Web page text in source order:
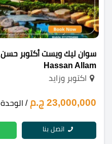
Hassan Allam
اكتوبر وزايد
23,000,000 ج.م / الوحدة
اتصل بنا